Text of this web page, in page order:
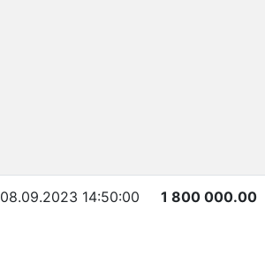
08.09.2023 14:50:00 1 800 000.00